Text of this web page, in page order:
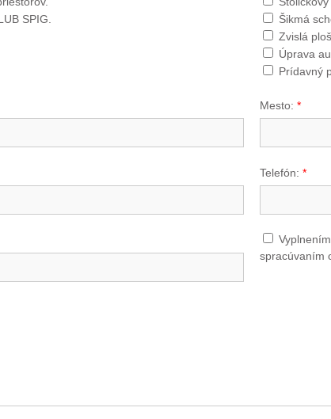
SPIG.
Šikmá
Zvislá
Úprava
Prídavný
Mesto: *
Telefón: *
spracúvaním